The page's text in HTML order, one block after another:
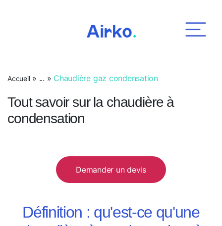
Accueil» ... » Chaudière gaz condensation
Tout savoir sur la chaudière à
condensation
Demander un devis
Définition : qu'est-ce qu'une